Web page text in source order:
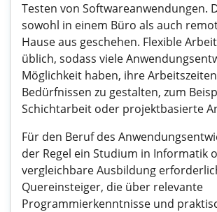
Testen von Softwareanwendungen.
sowohl in einem Büro als auch
Hause aus geschehen. Flexible
üblich, sodass viele
Möglichkeit haben, ihre
Bedürfnissen zu gestalten, zum
Schichtarbeit oder projektbasierte
Für den Beruf des
der Regel ein Studium in Informatik
vergleichbare Ausbildung
Quereinsteiger, die über relevante
Programmierkenntnisse und